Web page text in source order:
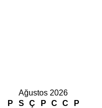
Ağustos 2026
P
S Ç P C C
P